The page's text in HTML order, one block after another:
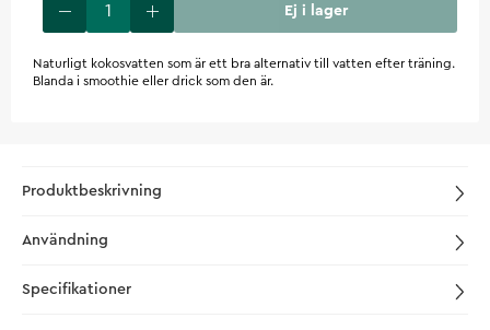
Ej i lager
Naturligt kokosvatten som är ett bra alternativ till vatten efter träning.
Blanda i smoothie eller drick som den är.
Produktbeskrivning
Användning
Specifikationer